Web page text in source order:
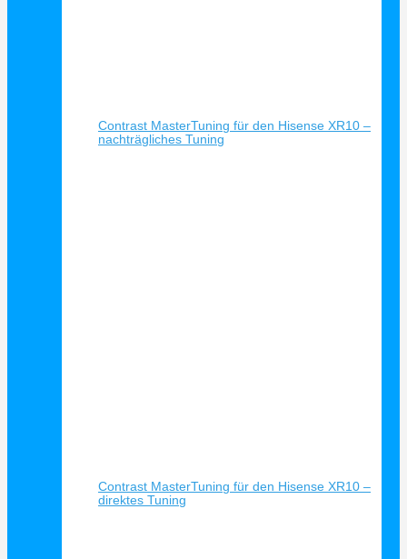
Contrast MasterTuning für den Hisense XR10 –
nachträgliches Tuning
Contrast MasterTuning für den Hisense XR10 –
direktes Tuning